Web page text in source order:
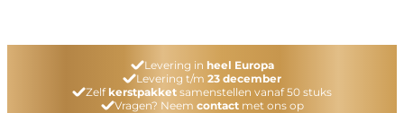
Levering in heel Europa
Levering t/m 23 december
Zelf kerstpakket samenstellen vanaf 50 stuks
Vragen? Neem contactmet ons op